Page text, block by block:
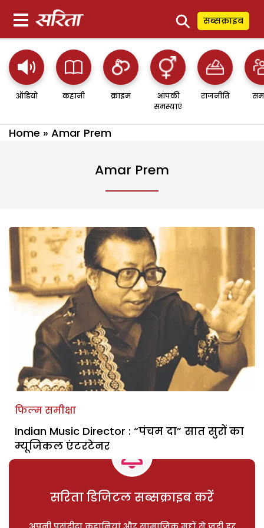
⚲ सब्सक्राइब
ऑडियो कहानी क्राइम
आपकी
समस्याएं
राजनीति
Home » Amar Prem
Amar Prem
फिल्म समीक्षा
Indian Music Director : “पंचम दा” सात सुरों का
म्यूजिकल एंटरटेनर
सरिता डिजिटल सब्सक्राइब करें